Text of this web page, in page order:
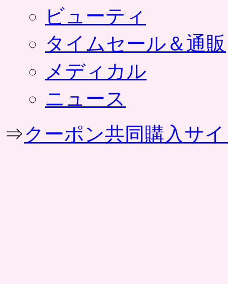
ビューティ
タイムセール＆通販
メディカル
ニュース
⇒クーポン共同購入サ